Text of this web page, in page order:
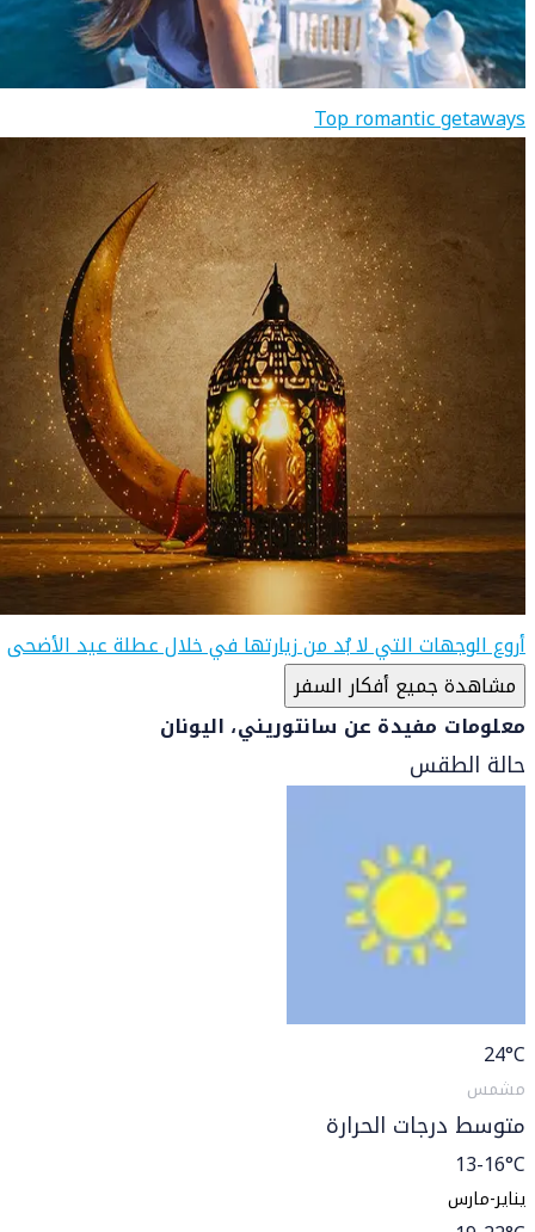
Top romantic getaways
أروع الوجهات التي لا بُد من زيارتها في خلال عطلة عيد الأضحى
مشاهدة جميع أفكار السفر
معلومات مفيدة عن سانتوريني، اليونان
حالة الطقس
24°C
مشمس
متوسط درجات الحرارة
13-16°C
يناير-مارس